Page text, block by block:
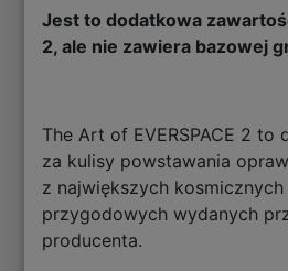
Jest to dodatkowa
2, ale nie zawiera bazowej
The Art of EVERSPACE 2 to
za kulisy powstawania
z największych
przygodowych wydanych
producenta.